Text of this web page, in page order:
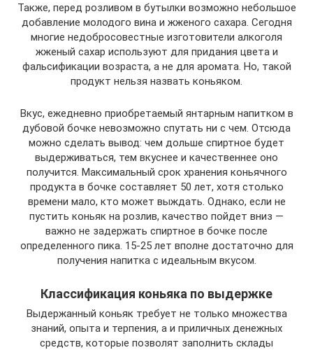
Также, перед розливом в бутылки возможно небольшое
добавление молодого вина и жженого сахара. Сегодня
многие недобросовестные изготовители алкоголя
жженый сахар используют для придания цвета и
фальсификации возраста, а не для аромата. Но, такой
продукт нельзя назвать коньяком.
Вкус, ежедневно приобретаемый янтарным напитком в
дубовой бочке невозможно спутать ни с чем. Отсюда
можно сделать вывод: чем дольше спиртное будет
выдерживаться, тем вкуснее и качественнее оно
получится. Максимальный срок хранения коньячного
продукта в бочке составляет 50 лет, хотя столько
времени мало, кто может выждать. Однако, если не
пустить коньяк на розлив, качество пойдет вниз —
важно не задержать спиртное в бочке после
определенного пика. 15-25 лет вполне достаточно для
получения напитка с идеальным вкусом.
Классификация коньяка по выдержке
Выдержанный коньяк требует не только множества
знаний, опыта и терпения, а и приличных денежных
средств, которые позволят заполнить склады